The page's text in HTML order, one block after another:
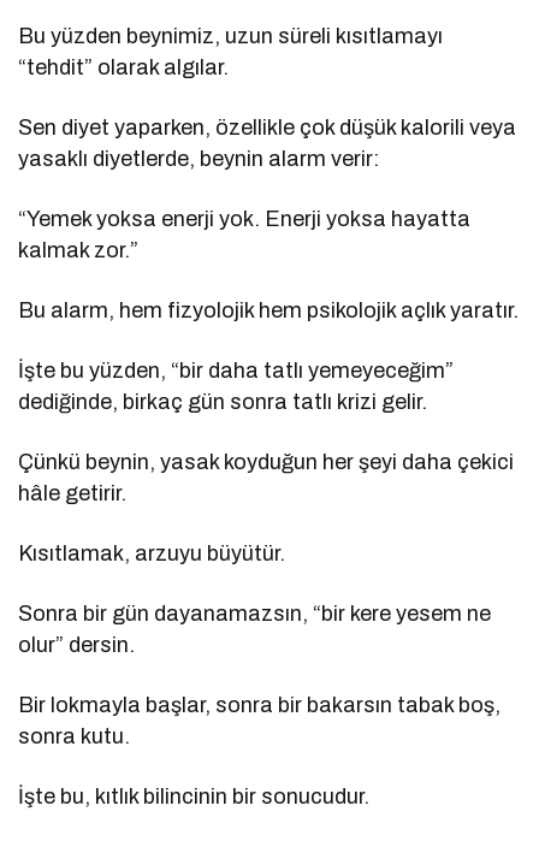
Bu yüzden beynimiz, uzun süreli kısıtlamayı
“tehdit” olarak algılar.
Sen diyet yaparken, özellikle çok düşük kalorili veya
yasaklı diyetlerde, beynin alarm verir:
“Yemek yoksa enerji yok. Enerji yoksa hayatta
kalmak zor.”
Bu alarm, hem fizyolojik hem psikolojik açlık yaratır.
İşte bu yüzden, “bir daha tatlı yemeyeceğim”
dediğinde, birkaç gün sonra tatlı krizi gelir.
Çünkü beynin, yasak koyduğun her şeyi daha çekici
hâle getirir.
Kısıtlamak, arzuyu büyütür.
Sonra bir gün dayanamazsın, “bir kere yesem ne
olur” dersin.
Bir lokmayla başlar, sonra bir bakarsın tabak boş,
sonra kutu.
İşte bu, kıtlık bilincinin bir sonucudur.